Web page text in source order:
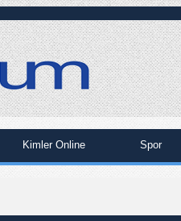
Kimler Online Spor